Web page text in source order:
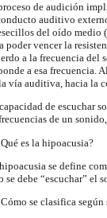
de audición
auditivo
del oído medio
poder vencer la
a la frecuencia del
a esa frecuencia.
vía auditiva, hacia la
de escuchar
de un
es la hipoacusia?
se define
se debe “escuchar” el
se clasifica